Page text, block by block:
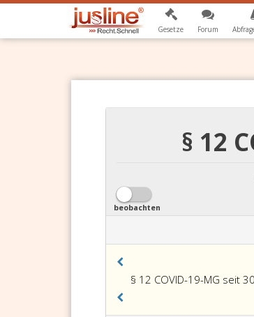
Gesetze Forum
§ 12
beobachten
§ 12 COVID-19-MG seit